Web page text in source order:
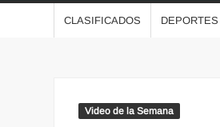
CLASIFICADOS DEPORTES
Video de la Semana